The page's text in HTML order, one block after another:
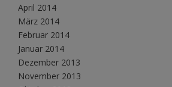
April 2014
März 2014
Februar 2014
Januar 2014
Dezember 2013
November 2013